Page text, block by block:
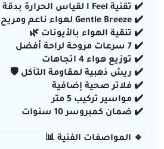
✔️ تقنية I Feel لقياس الحرارة بدقة
✔️ Gentle Breeze لهواء ناعم ومريح
✔️ تنقية الهواء بالأيونات 🌿
✔️ 7 سرعات مروحة لراحة أفضل
✔️ توزيع هواء 4 اتجاهات
✔️ ريش ذهبية لمقاومة التآكل 🛡️
✔️ فلاتر صحية إضافية
✔️ مواسير تركيب 5 متر
✔️ ضمان كمبروسر 10 سنوات
🔹 المواصفات الفنية 📊